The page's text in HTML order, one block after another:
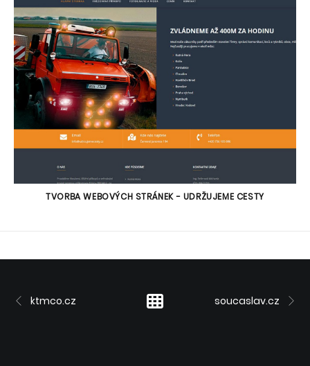
TVORBA WEBOVÝCH STRÁNEK - UDRŽUJEME CESTY
ktmco.cz soucaslav.cz